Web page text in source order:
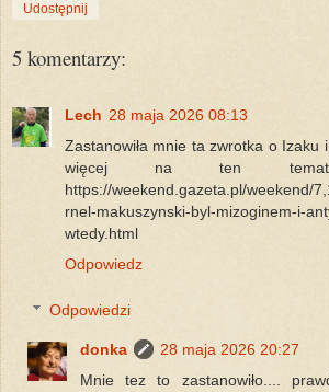
Udostępnij
5 komentarzy:
Lech 28 maja 2026 08:13
Zastanowiła mnie ta zwrotka o Izaku
więcej na ten
https://weekend.gazeta.pl/weekend/
rnel-makuszynski-byl-mizoginem-i-
wtedy.html
Odpowiedz
Odpowiedzi
donka
28 maja 2026 20:27
Mnie tez to zastanowiło....